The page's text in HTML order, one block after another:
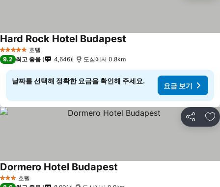
5 성급 호텔
Hard Rock Hotel Budapest
9.2 최고 좋음 4,646 도심에서 0.8km
날짜를 선택해 정확한 요금을 확인해 주세요.
요금 보기
공유 즐
3 성급 호텔
Dormero Hotel Budapest